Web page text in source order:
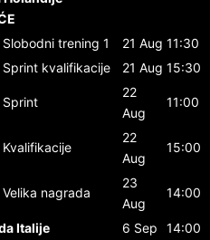
Slobodni trening 1 21 Aug 11:30
Sprint kvalifikacije 21 Aug 15:30
Sprint
22
Aug
11:00
Kvalifikacije
22
Aug
15:00
Velika nagrada
23
Aug
14:00
Italije 6 Sep
14:00